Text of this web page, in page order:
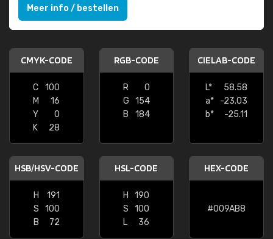
Meer info / bestellen
CMYK-CODE
C
100
M
16
Y
0
K
28
RGB-CODE
R
0
G
154
B
184
CIELAB-CODE
L*
58.58
a*
-23.03
b*
-25.11
HSB/HSV-CODE
H
191
S
100
B
72
HSL-CODE
H
190
S
100
L
36
HEX-CODE
#009AB8